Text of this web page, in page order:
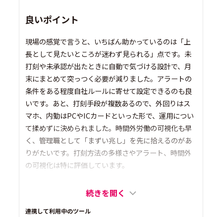
良いポイント
現場の感覚で言うと、いちばん助かっているのは「上
長として見たいところが迷わず見られる」点です。未
打刻や未承認が出たときに自動で気づける設計で、月
末にまとめて突っつく必要が減りました。アラートの
条件をある程度自社ルールに寄せて設定できるのも良
いです。あと、打刻手段が複数あるので、外回りはス
マホ、内勤はPCやICカードといった形で、運用につい
て揉めずに決められました。時間外労働の可視化も早
く、管理職として「まずい兆し」を先に拾えるのがあ
りがたいです。打刻方法の多様さやアラート、時間外
の可視化は特に評価しています。
続きを開く
連携して利用中のツール